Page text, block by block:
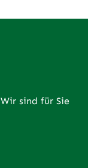
sind für Sie